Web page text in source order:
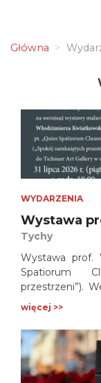
Główna
WYDARZENIA
Tychy
Wystawa prof.
Spatiorum
przestrzeni”).
godz. 18:00
Obywatelskim
więcej >>